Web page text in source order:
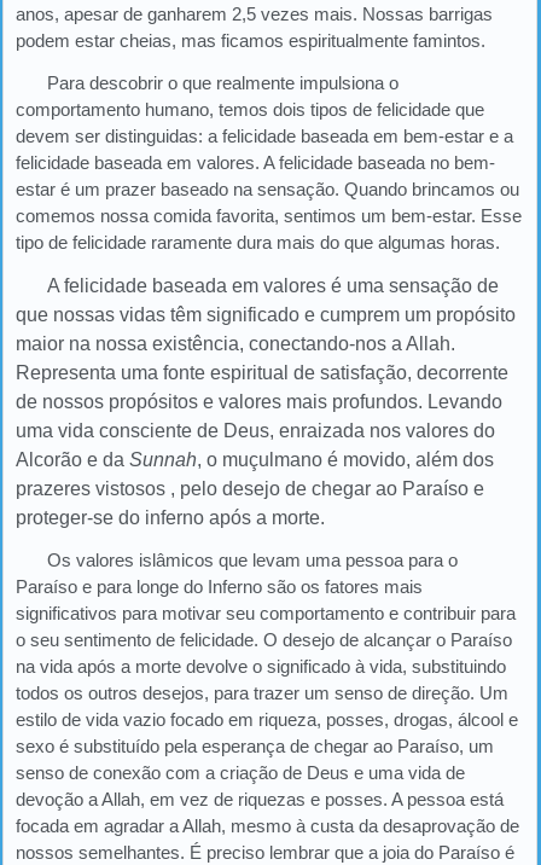
anos, apesar de ganharem 2,5 vezes mais. Nossas barrigas
podem estar cheias, mas ficamos espiritualmente famintos.
Para descobrir o que realmente impulsiona o
comportamento humano, temos dois tipos de felicidade que
devem ser distinguidas: a felicidade baseada em bem-estar e a
felicidade baseada em valores. A felicidade baseada no bem-
estar é um prazer baseado na sensação. Quando brincamos ou
comemos nossa comida favorita, sentimos um bem-estar. Esse
tipo de felicidade raramente dura mais do que algumas horas.
A felicidade baseada em valores é uma sensação de
que nossas vidas têm significado e cumprem um propósito
maior na nossa existência, conectando-nos a Allah.
Representa uma fonte espiritual de satisfação, decorrente
de nossos propósitos e valores mais profundos. Levando
uma vida consciente de Deus, enraizada nos valores do
Alcorão e da Sunnah, o muçulmano é movido, além dos
prazeres vistosos , pelo desejo de chegar ao Paraíso e
proteger-se do inferno após a morte.
Os valores islâmicos que levam uma pessoa para o
Paraíso e para longe do Inferno são os fatores mais
significativos para motivar seu comportamento e contribuir para
o seu sentimento de felicidade. O desejo de alcançar o Paraíso
na vida após a morte devolve o significado à vida, substituindo
todos os outros desejos, para trazer um senso de direção. Um
estilo de vida vazio focado em riqueza, posses, drogas, álcool e
sexo é substituído pela esperança de chegar ao Paraíso, um
senso de conexão com a criação de Deus e uma vida de
devoção a Allah, em vez de riquezas e posses. A pessoa está
focada em agradar a Allah, mesmo à custa da desaprovação de
nossos semelhantes. É preciso lembrar que a joia do Paraíso é